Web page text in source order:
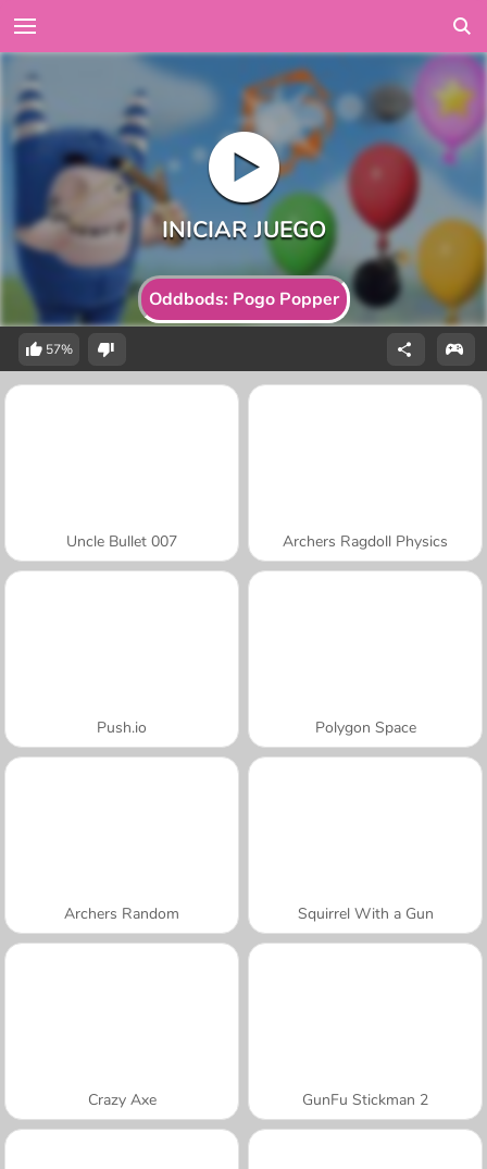
Oddbods: Pogo Popper
57%
Uncle Bullet 007 Archers Ragdoll Physics
Push.io Polygon Space
Archers Random Squirrel With a Gun
Crazy Axe GunFu Stickman 2